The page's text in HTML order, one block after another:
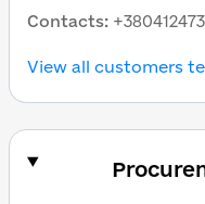
Contacts:
View all customers